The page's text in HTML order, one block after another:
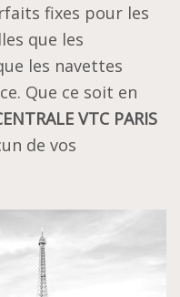
fixes pour les
que les
les navettes
Que ce soit en
VTC PARIS
de vos